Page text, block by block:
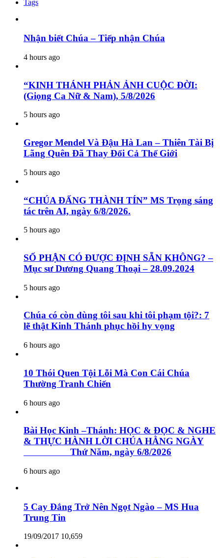
Tags
Nhận biết Chúa – Tiếp nhận Chúa
4 hours ago
“KINH THÁNH PHẢN ẢNH CUỘC ĐỜI:
(Giọng Ca Nữ & Nam), 5/8/2026
5 hours ago
Gregor Mendel Và Đậu Hà Lan – Thiên Tài Bị
Lãng Quên Đã Thay Đổi Cả Thế Giới
5 hours ago
“CHÚA ĐẤNG THÀNH TÍN” MS Trọng sáng
tác trên AI, ngày 6/8/2026.
5 hours ago
SỐ PHẬN CÓ ĐƯỢC ĐỊNH SẴN KHÔNG? –
Mục sư Dương Quang Thoại – 28.09.2024
5 hours ago
Chúa có còn dùng tôi sau khi tôi phạm tội?: 7
lẽ thật Kinh Thánh phục hồi hy vọng
6 hours ago
10 Thói Quen Tội Lỗi Mà Con Cái Chúa
Thường Tranh Chiến
6 hours ago
Bài Học Kinh –Thánh: HỌC & ĐỌC & NGHE
& THỰC HÀNH LỜI CHÚA HẰNG NGÀY
Thứ Năm, ngày 6/8/2026
6 hours ago
5 Cay Đắng Trở Nên Ngọt Ngào – MS Hua
Trung Tin
19/09/2017 10,659